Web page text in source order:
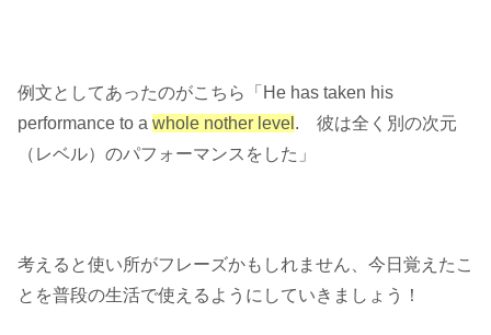
例文としてあったのがこちら「He has taken his
performance to a whole nother level . 彼は全く別の次元
（レベル）のパフォーマンスをした」
考えると使い所がフレーズかもしれません、今日覚えたこ
とを普段の生活で使えるようにしていきましょう！